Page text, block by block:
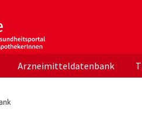
der deutschen
Arzneimitteldatenbank